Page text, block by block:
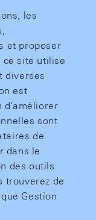
les
et proposer
ce site utilise
diverses
est
d'améliorer
sont
de
dans le
des outils
trouverez de
Gestion